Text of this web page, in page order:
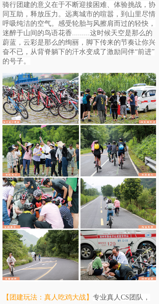
骑行团建的意义在于不断迎接困难、体验挑战，协
同互助，释放压力。远离城市的喧嚣，到山里尽情
呼吸纯洁的空气。感受轮胎与风擦肩而过的轻快，
迷醉于山间的鸟语花香.........这时候天空是那么的
蔚蓝，云彩是那么的绚丽，脚下传来的节奏让你兴
奋不已，从背脊躺下的汗水变成了激励同伴“前进”
的号子。
【团建玩法：真人吃鸡大战】 专业真人CS团队，